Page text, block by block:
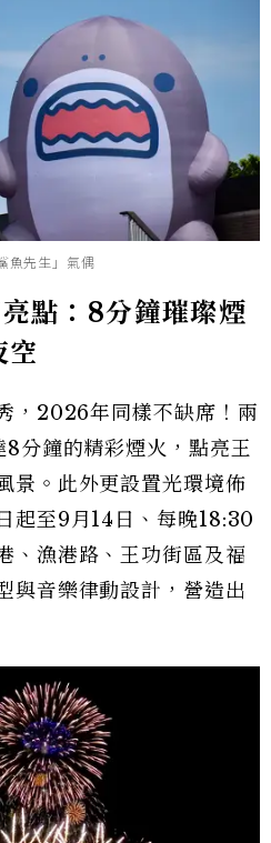
魚先生」氣偶
點：8分鐘璀璨煙
空
，2026年同樣不缺席！兩
分鐘的精彩煙火，點亮王
景。此外更設置光環境佈
起至9月14日、每晚18:30
、漁港路、王功街區及福
與音樂律動設計，營造出